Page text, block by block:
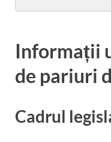
Informații
de pariuri
Cadrul